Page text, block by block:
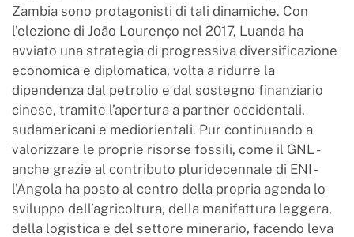
Zambia sono protagonisti di tali dinamiche. Con
l’elezione di João Lourenço nel 2017, Luanda ha
avviato una strategia di progressiva diversificazione
economica e diplomatica, volta a ridurre la
dipendenza dal petrolio e dal sostegno finanziario
cinese, tramite l’apertura a partner occidentali,
sudamericani e mediorientali. Pur continuando a
valorizzare le proprie risorse fossili, come il GNL -
anche grazie al contributo pluridecennale di ENI -
l’Angola ha posto al centro della propria agenda lo
sviluppo dell’agricoltura, della manifattura leggera,
della logistica e del settore minerario, facendo leva